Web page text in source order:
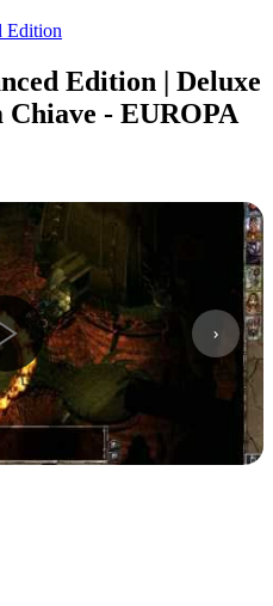
Edition
Edition | Deluxe
- EUROPA